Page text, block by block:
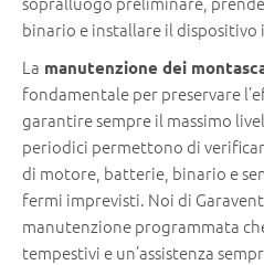
binario e installare il dispositivo
La manutenzione dei
fondamentale per preservare
garantire sempre il massimo
periodici permettono di
di motore, batterie, binario e
fermi imprevisti. Noi di
manutenzione programmata
tempestivi e un’assistenza